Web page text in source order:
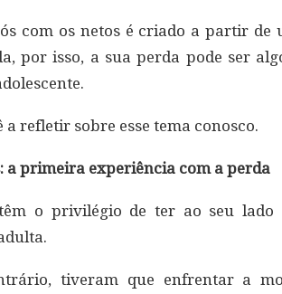
com os netos é criado a partir de
por isso, a sua perda pode ser
a refletir sobre esse tema conosco.
a primeira experiência com a perda
o privilégio de ter ao seu
tiveram que enfrentar a